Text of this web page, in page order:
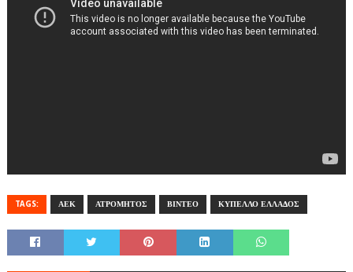
TAGS: ΑΕΚ ΑΤΡΟΜΗΤΟΣ ΒΙΝΤΕΟ ΚΥΠΕΛΛΟ ΕΛΛΑΔΟΣ